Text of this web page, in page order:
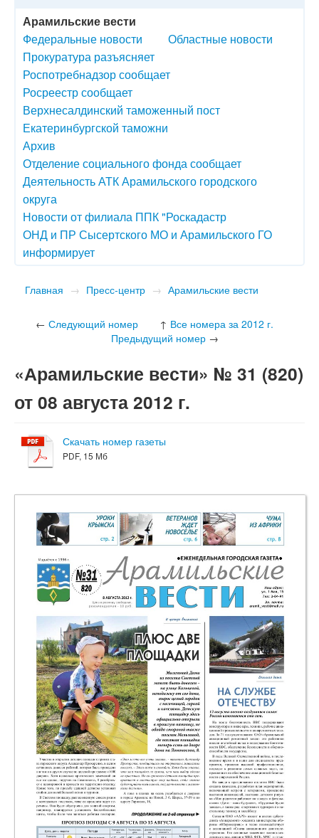
Арамильские вести
Федеральные новости
Областные новости
Прокуратура разъясняет
Роспотребнадзор сообщает
Росреестр сообщает
Верхнесалдинский таможенный пост
Екатеринбургской таможни
Архив
Отделение социального фонда сообщает
Деятельность АТК Арамильского городского
округа
Новости от филиала ППК "Роскадастр
ОНД и ПР Сысертского МО и Арамильского ГО
информирует
Главная → Пресс-центр → Арамильские вести
← Следующий номер ↑ Все номера за 2012 г.
Предыдущий номер →
«Арамильские вести» № 31 (820)
от 08 августа 2012 г.
Скачать номер газеты
PDF, 15 Мб